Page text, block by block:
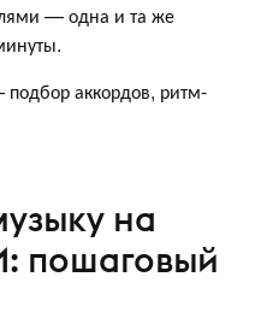
— одна и та же
подбор аккордов, ритм-
на
пошаговый